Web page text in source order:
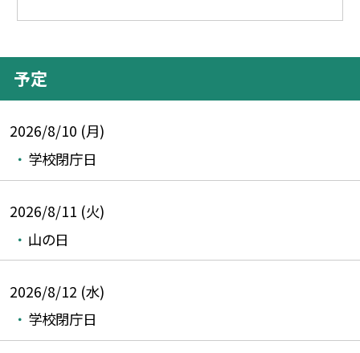
予定
2026/8/10 (月)
学校閉庁日
2026/8/11 (火)
山の日
2026/8/12 (水)
学校閉庁日